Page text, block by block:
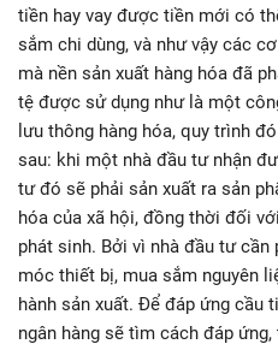
tiền hay vay được tiền mới có
sắm chi dùng, và như vậy các
mà nền sản xuất hàng hóa đã
tệ được sử dụng như là một
lưu thông hàng hóa, quy trình
sau: khi một nhà đầu tư nhận
tư đó sẽ phải sản xuất ra sản
hóa của xã hội, đồng thời đối
phát sinh. Bởi vì nhà đầu tư
móc thiết bị, mua sắm nguyên
hành sản xuất. Để đáp ứng cầu
ngân hàng sẽ tìm cách đáp